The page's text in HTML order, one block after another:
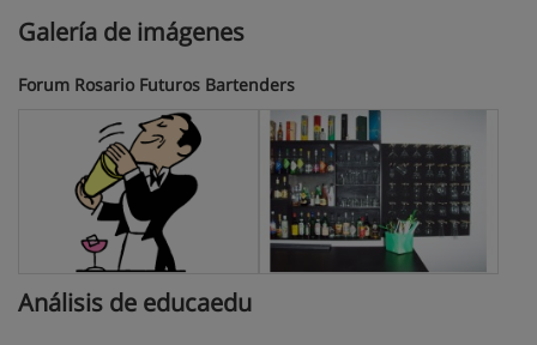
Galería de imágenes
Forum Rosario Futuros Bartenders
Análisis de educaedu